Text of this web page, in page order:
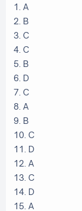
1. A
2. B
3. C
4. C
5. B
6. D
7. C
8. A
9. B
10. C
11. D
12. A
13. C
14. D
15. A